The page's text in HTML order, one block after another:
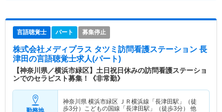
言語聴覚士 パート 募集停止
株式会社メディプラス タツミ訪問看護ステーション 長
津田の言語聴覚士求人(パート)
【神奈川県／横浜市緑区】土日祝日休みの訪問看護ステーショ
ンでのセラピスト募集！《非常勤》
勤務地
神奈川県 横浜市緑区 ＪＲ横浜線「長津田駅」（徒
歩3分）こどもの国線「長津田駅」（徒歩3分） 他